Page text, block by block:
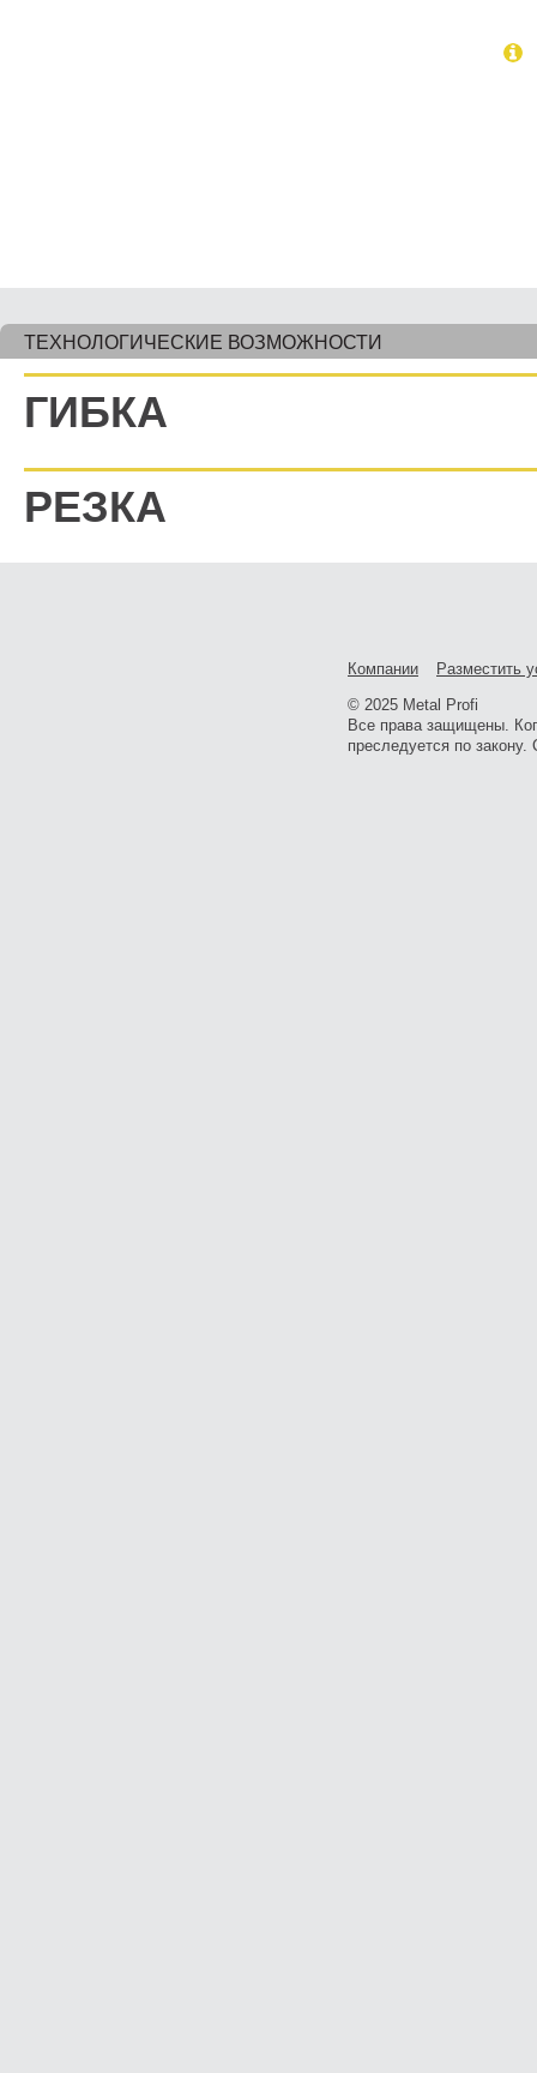
ТЕХНОЛОГИЧЕСКИЕ ВОЗМОЖНОСТИ
ГИБКА
РЕЗКА
Компании
Разместить
© 2025 Metal Profi
Все права защищены.
преследуется по